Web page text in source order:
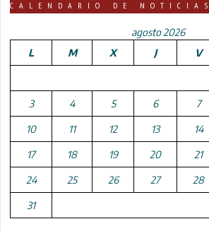
CALENDARIO DE NOTICIAS
agosto 2026
L
M X J V
3 4 5 6 7
10 11 12 13 14
17 18 19 20 21
24 25 26 27 28
31